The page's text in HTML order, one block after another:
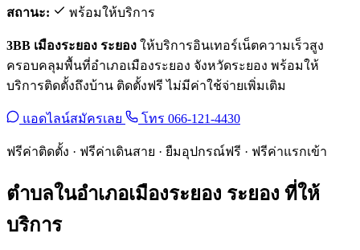
สถานะ:
พร้อมให้บริการ
3BB เมืองระยอง ระยอง ให้บริการอินเทอร์เน็ตความเร็วสูง
ครอบคลุมพื้นที่อำเภอเมืองระยอง จังหวัดระยอง พร้อมให้
บริการติดตั้งถึงบ้าน ติดตั้งฟรี ไม่มีค่าใช้จ่ายเพิ่มเติม
แอดไลน์สมัครเลย โทร 066-121-4430
ฟรีค่าติดตั้ง · ฟรีค่าเดินสาย · ยืมอุปกรณ์ฟรี · ฟรีค่าแรกเข้า
ตำบลในอำเภอเมืองระยอง ระยอง ที่ให้
บริการ